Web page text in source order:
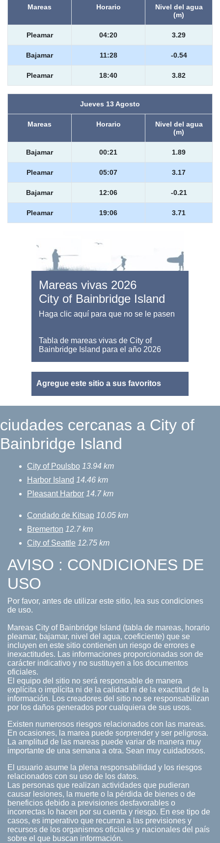
Mareas Horario
Nivel del agua
(m)
Pleamar 04:20 3.29
Bajamar 11:28 -0.54
Pleamar 18:40 3.82
Jueves 13 Agosto
Mareas Horario
Nivel del agua
(m)
Bajamar 00:21 1.89
Pleamar 05:07 3.17
Bajamar 12:06 -0.21
Pleamar 19:06 3.71
Mareas vivas 2026
City of Bainbridge Island
Haga clic aquí para que no se le pasen
Tabla de mareas vivas de City of
Bainbridge Island para el año 2026
Agregue este sitio a sus favoritos
ciudades cercanas a City of
Bainbridge Island
City of Poulsbo 13.94 km
Harbor Island 14.46 km
Pleasant Harbor 14.7 km
Condado de Kitsap 10.05 km
Bremerton 12.7 km
City of Seattle 12.75 km
AVISO : CONDICIONES DE
USO
Por favor, antes de utilizar este sitio, lea sus condiciones
de uso.
Mareas City of Bainbridge Island (tabla de mareas, horario
pleamar, bajamar, nivel del agua, coeficiente) que se
incluyen en este sitio contienen un riesgo de errores e
inexactitudes. Las informaciones proporcionadas son de
carácter indicativo y no sustituyen a los documentos
oficiales.
El equipo del sitio no será responsable de manera
explícita o implícita ni de la calidad ni de la exactitud de la
información. Los creadores del sitio no se responsabilizan
por los daños generados por cualquiera de sus usos.
Existen numerosos riesgos relacionados con las mareas.
En ocasiones, la marea puede sorprender y ser peligrosa.
La amplitud de las mareas puede variar de manera muy
importante de una semana a otra. Sean muy cuidadosos.
El usuario asume la plena responsabilidad y los riesgos
relacionados con su uso de los datos.
Las personas que realizan actividades que pudieran
causar lesiones, la muerte o la pérdida de bienes o de
beneficios debido a previsiones desfavorables o
incorrectas lo hacen por su cuenta y riesgo. En ese tipo de
casos, es imperativo que recurran a las previsiones y
recursos de los organismos oficiales y nacionales del país
sobre el que buscan información.